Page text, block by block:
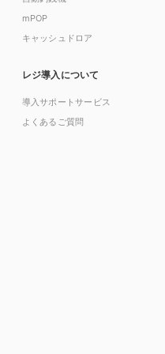
mPOP
キャッシュドロア
レジ導入について
導入サポートサービス
よくあるご質問